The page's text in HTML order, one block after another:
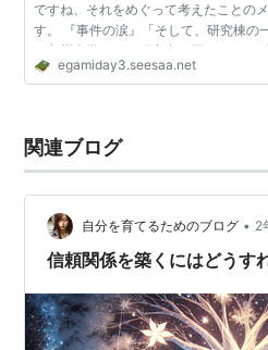
ですね、それをめぐって考えたことの
す。 『事件の涙』「そして、研究棟の
～九州大学 ある研究者の死～」 2018
月28日（金） 午後10時45分～11時10分
egamiday3.seesaa.net
関連ブログ
自分を育てるためのブログ • 2
信頼関係を築くにはどうす